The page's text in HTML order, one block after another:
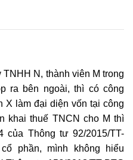
N, thành viên M trong
ra bên ngoài, thì có công
X làm đại diện vốn tại công
khai thuế TNCN cho M thì
của Thông tư 92/2015/TT-
phần, mình không hiểu